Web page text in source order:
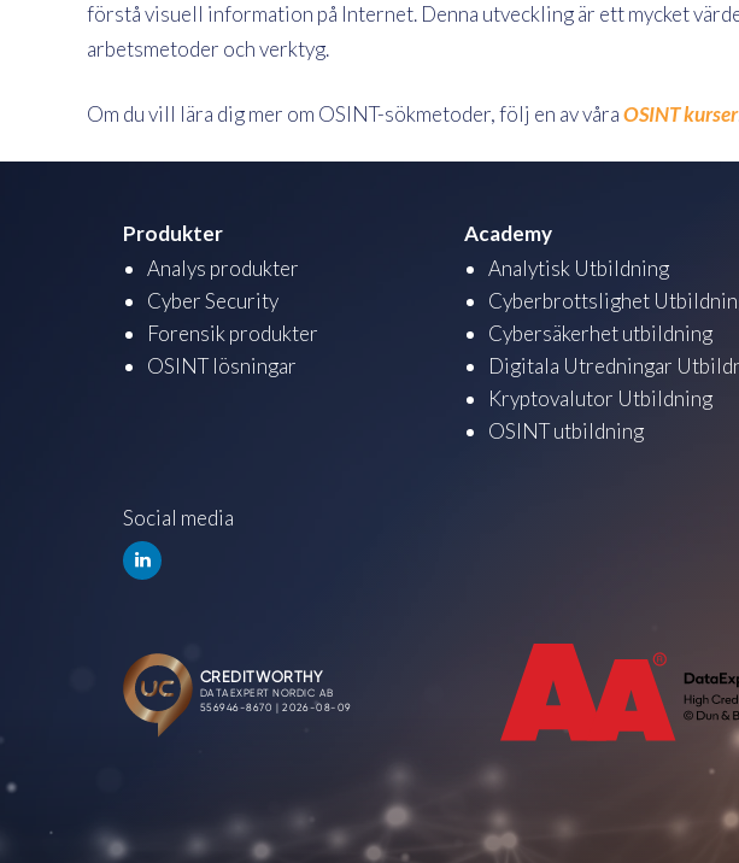
förstå visuell information på Internet. Denna utveckling är ett mycket
arbetsmetoder och verktyg.
Om du vill lära dig mer om OSINT-sökmetoder, följ en av våraOSINT kurser
Produkter
Analys produkter
Cyber Security
Forensik produkter
OSINT lösningar
Academy
Analytisk Utbildning
Cyberbrottslighet
Cybersäkerhet utbildning
Digitala Utredningar
Kryptovalutor Utbildning
OSINT utbildning
Social media